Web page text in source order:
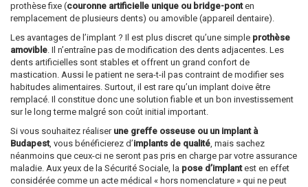
prothèse fixe (couronne artificielle unique ou bridge-ponten
remplacement de plusieurs dents) ou amovible (appareil dentaire).
Les avantages de l’implant ? Il est plus discret qu’une simple prothèse
amovible. Il n’entraîne pas de modification des dents adjacentes. Les
dents artificielles sont stables et offrent un grand confort de
mastication. Aussi le patient ne sera-t-il pas contraint de modifier ses
habitudes alimentaires. Surtout, il est rare qu’un implant doive être
remplacé. Il constitue donc une solution fiable et un bon investissement
sur le long terme malgré son coût initial important.
Si vous souhaitez réaliser une greffe osseuse ou un implant à
Budapest, vous bénéficierez d’implants de qualité, mais sachez
néanmoins que ceux-ci ne seront pas pris en charge par votre assurance
maladie. Aux yeux de la Sécurité Sociale, la pose d’implantest en effet
considérée comme un acte médical « hors nomenclature » qui ne peut